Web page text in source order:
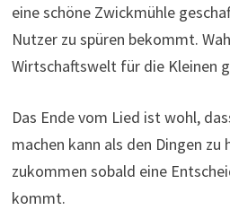
eine schöne Zwickmühle
Nutzer zu spüren bekommt.
Wirtschaftswelt für die Kleinen
Das Ende vom Lied ist wohl,
machen kann als den Dingen zu
zukommen sobald eine
kommt.